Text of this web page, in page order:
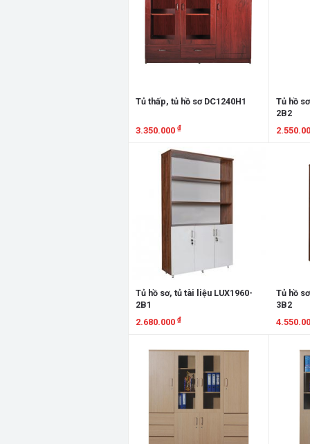
Tủ thấp, tủ hồ sơ DC1240H1
3.350.000 ₫
Xem chi tiết
Tủ hồ
2B2
Tủ hồ sơ, tủ tài liệu LUX1960-
2B1
2.680.000 ₫
Tủ hồ
3B2